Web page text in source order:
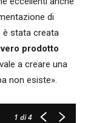
di
è stata creata
vero prodotto
a creare una
non esiste».
1 di 4